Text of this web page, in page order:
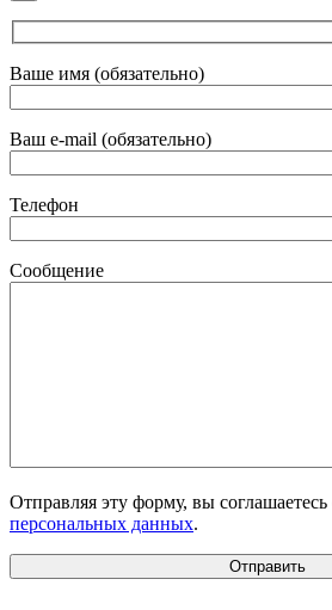
Ваше имя (обязательно)
Ваш e-mail (обязательно)
Телефон
Сообщение
Отправляя эту форму, вы
персональных данных.